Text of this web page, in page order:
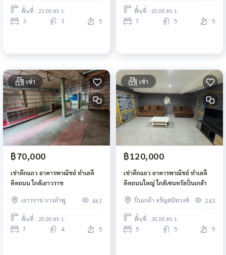
พื้นที่ : 23.00 ตร.ว.
3 3 5
พื้นที่ : 20.00 ตร.ว.
7 5 5
เช่า
฿70,000
เช่าตึกแถว อาคารพาณิชย์ ทำเลดี
ติดถนน ใกล้เยาวราช
เยาวราช บางลำพู 461
พื้นที่ : 20.00 ตร.ว.
7 4 5
เช่า
฿120,000
เช่าตึกแถว อาคารพาณิชย์ ทำเลดี
ติดถนนใหญ่ ใกล้เซนทรัลปิ่นเกล้า
ปิ่นเกล้า จรัญสนิทวงศ์ 243
พื้นที่ : 30.00 ตร.ว.
5 5 5